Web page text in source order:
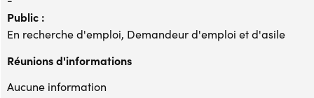
Public :
En recherche d'emploi, Demandeur d'emploi et d'asile
Réunions d'informations
Aucune information